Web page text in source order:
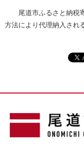
尾道市ふるさと納税寄
方法により代理納入され